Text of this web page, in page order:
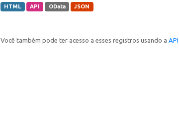
HTML API OData JSON
Você também pode ter acesso a esses registros usando a API